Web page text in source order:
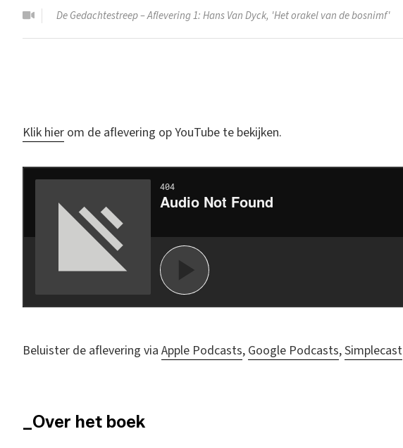
De Gedachtestreep – Aflevering 1: Hans Van Dyck, 'Het orakel van de bosnimf'
Klik hier om de aflevering op YouTube te bekijken.
Beluister de aflevering via Apple Podcasts, Google Podcasts,Simplecast
_Over het boek